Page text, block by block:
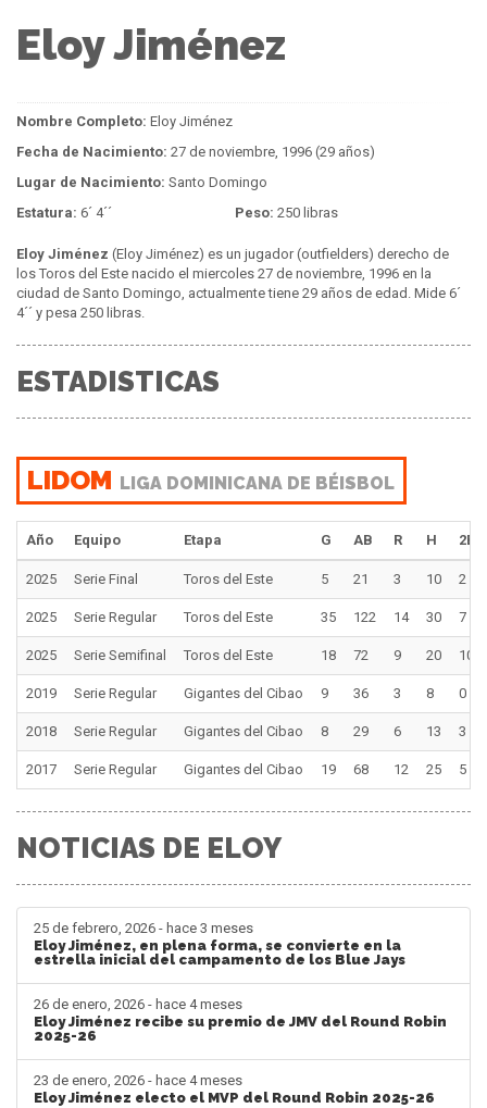
Eloy Jiménez
Nombre Completo: Eloy Jiménez
Fecha de Nacimiento: 27 de noviembre, 1996 (29 años)
Lugar de Nacimiento: Santo Domingo
Estatura: 6´ 4´´ Peso: 250 libras
Eloy Jiménez (Eloy Jiménez) es un jugador (outfielders) derecho de
los Toros del Este nacido el miercoles 27 de noviembre, 1996 en la
ciudad de Santo Domingo, actualmente tiene 29 años de edad. Mide 6´
4´´ y pesa 250 libras.
ESTADISTICAS
LIDOM LIGA DOMINICANA DE BÉISBOL
Año Equipo Etapa G AB R H 2B
2025 Serie Final Toros del Este 5 21 3 10 2
2025 Serie Regular Toros del Este 35 122 14 30 7
2025 Serie Semifinal Toros del Este 18 72 9 20 10
2019 Serie Regular Gigantes del Cibao 9 36 3 8 0
2018 Serie Regular Gigantes del Cibao 8 29 6 13 3
2017 Serie Regular Gigantes del Cibao 19 68 12 25 5
NOTICIAS DE ELOY
25 de febrero, 2026 - hace 3 meses
Eloy Jiménez, en plena forma, se convierte en la
estrella inicial del campamento de los Blue Jays
26 de enero, 2026 - hace 4 meses
Eloy Jiménez recibe su premio de JMV del Round Robin
2025-26
23 de enero, 2026 - hace 4 meses
Eloy Jiménez electo el MVP del Round Robin 2025-26